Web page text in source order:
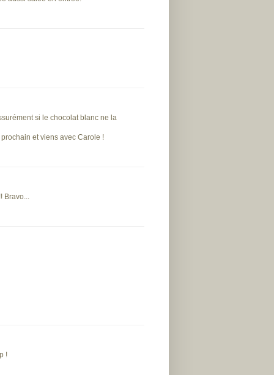
si le chocolat blanc ne la
et viens avec Carole !
!